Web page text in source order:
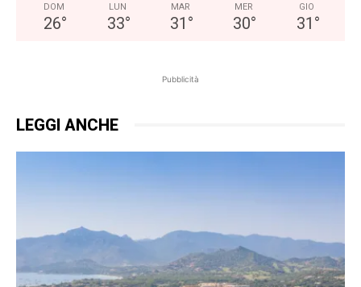
DOM
26°
LUN
33°
MAR
31 °
MER
30°
GIO
31 °
Pubblicità
LEGGI ANCHE